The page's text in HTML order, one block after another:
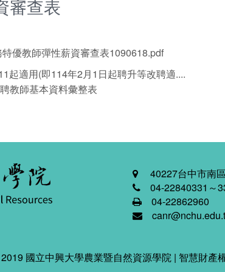
審查表
優教師彈性薪資審查表1090618.pdf
起適用(即114年2月1日起聘升等改聘適....
教師基本資料彙整表
40227台中市南
04-22840331～
04-22862960
國立中興大學農業暨自然資源學院 | 智慧財產